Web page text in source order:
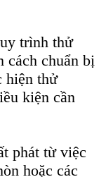
trình thử
cách chuẩn bị
hiện thử
kiện cần
phát từ việc
hoặc các